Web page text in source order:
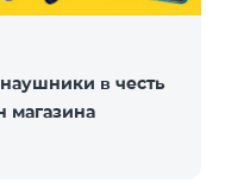
в честь
магазина